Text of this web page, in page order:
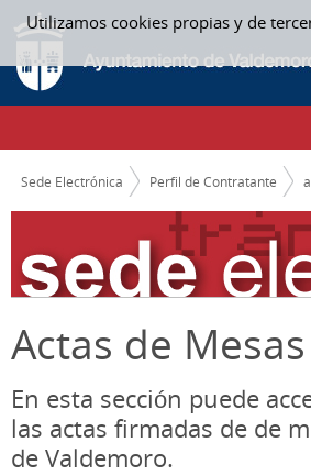
Utilizamos cookies propias y de
Saltar al contenido
01 ENERO - ACTAS MESAS CONTRATACION
CAMINO DE MIGAS
Sede Electrónica Perfil de Contratante
Actas de
En esta sección puede
las actas firmadas de de
de Valdemoro.